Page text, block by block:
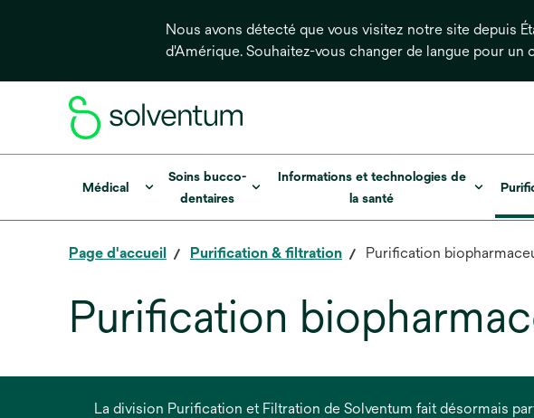
Nous avons détecté que vous visitez notre site depuis
d'Amérique. Souhaitez-vous changer de langue pour un
Médical
Soins bucco-
dentaires
Informations et technologies de
la santé
Page d'accueil Purification & filtration Purification
Purification
La division Purification et Filtration de Solventum fait désormais